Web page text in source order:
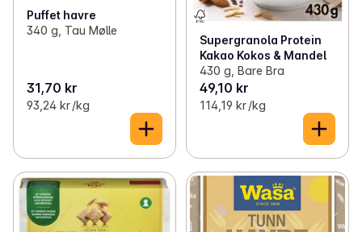
Puffet havre
340 g, Tau Mølle
31,70 kr
93,24 kr /kg
Supergranola Protein
Kakao Kokos & Mandel
430 g, Bare Bra
49,10 kr
114,19 kr /kg